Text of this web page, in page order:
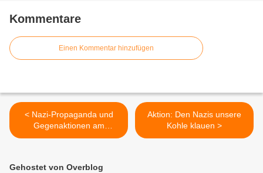
Kommentare
Einen Kommentar hinzufügen
< Nazi-Propaganda und
Gegenaktionen am
Samstag, 25. Mai 2013
Aktion: Den Nazis unsere
Kohle klauen >
Gehostet von Overblog